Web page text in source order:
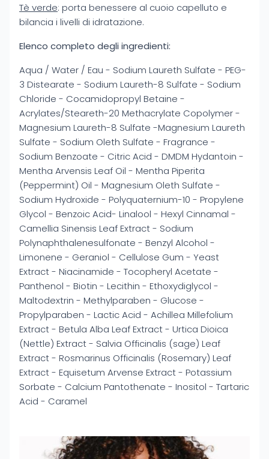
Tè verde: porta benessere al cuoio capelluto e
bilancia i livelli di idratazione.
Elenco completo degli ingredienti:
Aqua / Water / Eau - Sodium Laureth Sulfate - PEG-
3 Distearate - Sodium Laureth-8 Sulfate - Sodium
Chloride - Cocamidopropyl Betaine -
Acrylates/Steareth-20 Methacrylate Copolymer -
Magnesium Laureth-8 Sulfate -Magnesium Laureth
Sulfate - Sodium Oleth Sulfate - Fragrance -
Sodium Benzoate - Citric Acid - DMDM Hydantoin -
Mentha Arvensis Leaf Oil - Mentha Piperita
(Peppermint) Oil - Magnesium Oleth Sulfate -
Sodium Hydroxide - Polyquaternium-10 - Propylene
Glycol - Benzoic Acid- Linalool - Hexyl Cinnamal -
Camellia Sinensis Leaf Extract - Sodium
Polynaphthalenesulfonate - Benzyl Alcohol -
Limonene - Geraniol - Cellulose Gum - Yeast
Extract - Niacinamide - Tocopheryl Acetate -
Panthenol - Biotin - Lecithin - Ethoxydiglycol -
Maltodextrin - Methylparaben - Glucose -
Propylparaben - Lactic Acid - Achillea Millefolium
Extract - Betula Alba Leaf Extract - Urtica Dioica
(Nettle) Extract - Salvia Officinalis (sage) Leaf
Extract - Rosmarinus Officinalis (Rosemary) Leaf
Extract - Equisetum Arvense Extract - Potassium
Sorbate - Calcium Pantothenate - Inositol - Tartaric
Acid - Caramel